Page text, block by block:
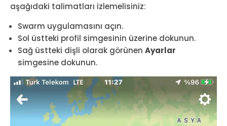
aşağıdaki talimatları izlemelisiniz:
Swarm uygulamasını açın.
Sol üstteki profil simgesinin üzerine dokunun.
Sağ üstteki dişli olarak görünen Ayarlar
simgesine dokunun.